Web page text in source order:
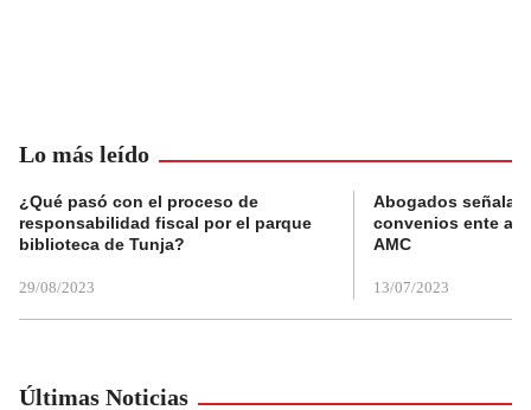
Lo más leído
¿Qué pasó con el proceso de
responsabilidad fiscal por el parque
biblioteca de Tunja?
29/08/2023
Abogados
convenios ente
AMC
13/07/2023
Últimas Noticias